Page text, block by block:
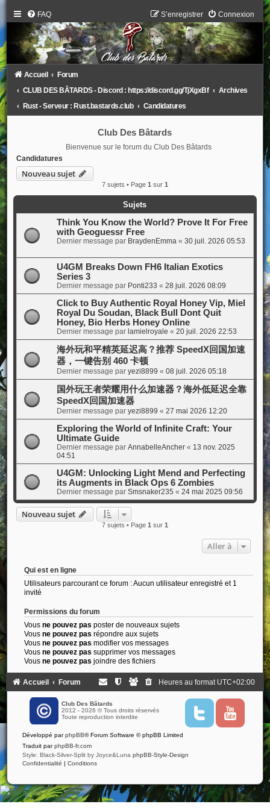
FAQ Connexion
S’enregistrer
Accueil
Forum
CLUB DES BÂTARDS - Discord : https://discord.gg/TjXgxBf
Archives
Rust - Serveur : Rust.bastards.club
Candidatures
Club Des Bâtards
Bienvenue sur le forum du Club Des Bâtards
Candidatures
Nouveau sujet
7 sujets • Page 1 sur 1
Sujets
Think You Know the World? Prove It For Free
with Geoguessr Free
Dernier message par BraydenEmma« 30 juil. 2026 05:53
U4GM Breaks Down FH6 Italian Exotics
Series 3
Dernier message par Ponti233 « 28 juil. 2026 08:09
Click to Buy Authentic Royal Honey Vip, Miel
Royal Du Soudan, Black Bull Dont Quit
Honey, Bio Herbs Honey Online
Dernier message par lamielroyale « 20 juil. 2026 22:53
海外玩和平精英延迟高？推荐 SpeedX回国加速
器，一键告别 460 卡顿
Dernier message par yezi8899 « 08 juil. 2026 05:18
国外玩王者荣耀用什么加速器？海外低延迟全靠
SpeedX回国加速器
Dernier message par yezi8899 « 27 mai 2026 12:20
Exploring the World of Infinite Craft: Your
Ultimate Guide
Dernier message par AnnabelleAncher« 13 nov. 2025
04:51
U4GM: Unlocking Light Mend and Perfecting
its Augments in Black Ops 6 Zombies
Dernier message par Smsnaker235 « 24 mai 2025 09:56
Nouveau sujet
7 sujets • Page 1 sur 1
Aller à
Qui est en ligne
Utilisateurs parcourant ce forum : Aucun utilisateur enregistré et 1
invité
Permissions du forum
Vous ne pouvez pas poster de nouveaux sujets
Vous ne pouvez pas répondre aux sujets
Vous ne pouvez pas modifier vos messages
Vous ne pouvez pas supprimer vos messages
Vous ne pouvez pas joindre des fichiers
Accueil Forum Heures au format UTC+02:00
Club Des Bâtards
2012 - 2026 © Tous droits réservés
Toute reproduction interdite
T
i
Y
u
Développé parphpBB® Forum Software © phpBB Limited
Traduit parphpBB-fr.com
Style: Black-Silver-Split by Joyce&Luna phpBB-Style-Design
Confidentialité | Conditions